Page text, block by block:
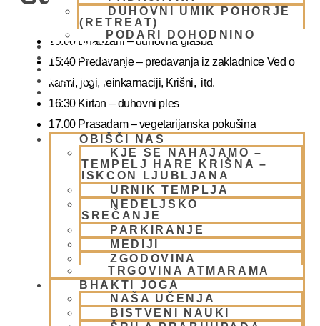
DUHOVNI UMIK POHORJE
(RETREAT)
PODARI DOHODNINO
DONIRAJ
KOLEDAR
VAŠA VPRAŠANJA
PIŠI NAM
BLOG
OBIŠČI NAS
KJE SE NAHAJAMO –
TEMPELJ HARE KRIŠNA –
ISKCON LJUBLJANA
URNIK TEMPLJA
NEDELJSKO
SREČANJE
PARKIRANJE
MEDIJI
ZGODOVINA
TRGOVINA ATMARAMA
BHAKTI JOGA
NAŠA UČENJA
BISTVENI NAUKI
15.00 Bhadžani – duhovna glasba
15:40 Predavanje – predavanja iz zakladnice Ved o
karmi, jogi, reinkarnaciji, Krišni, itd.
16:30 Kirtan – duhovni ples
17.00 Prasadam – vegetarijanska pokušina
19.00 Program plus – duhovna glasba
Snemanje in slikanje gostov je v templju prepovedano.
Lahko pa fotografirate slikate božanstva in slike v dvorani.
VLJUDNO VABLJENI
kje in kako parkirati –
https://www.harekrisna.net/parkiranje/